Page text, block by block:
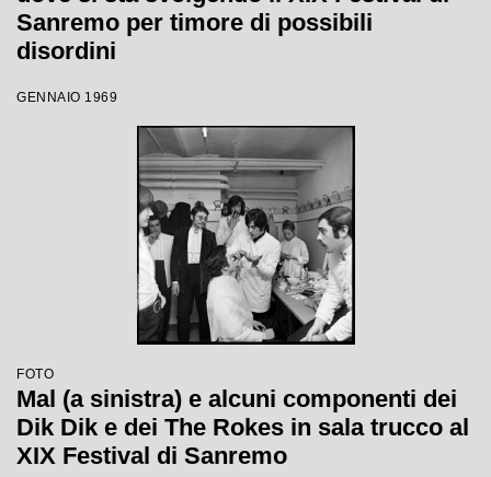
Sanremo per timore di possibili
disordini
GENNAIO 1969
FOTO
Mal (a sinistra) e alcuni componenti dei
Dik Dik e dei The Rokes in sala trucco al
XIX Festival di Sanremo